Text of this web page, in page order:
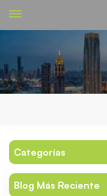
Categorías
Blog Más Reciente